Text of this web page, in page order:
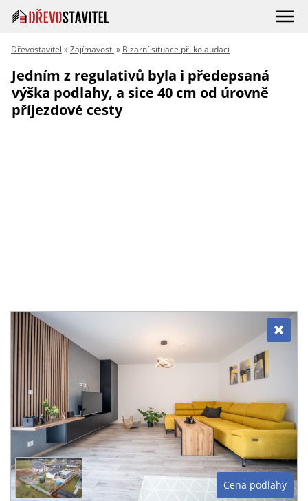
Dřevostavitel »Zajímavosti » Bizarní situace při kolaudaci
Jedním z regulativů byla i předepsaná
výška podlahy, a sice 40 cm od úrovně
příjezdové cesty
Cena podlahy